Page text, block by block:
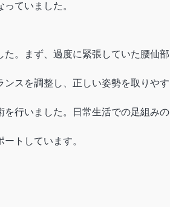
ていました。
。まず、過度に緊張していた腰仙部
スを調整し、正しい姿勢を取りやす
行いました。日常生活での足組みの
トしています。